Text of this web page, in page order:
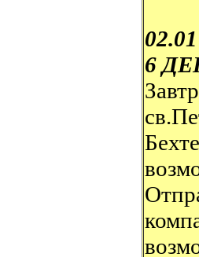
02.01
6